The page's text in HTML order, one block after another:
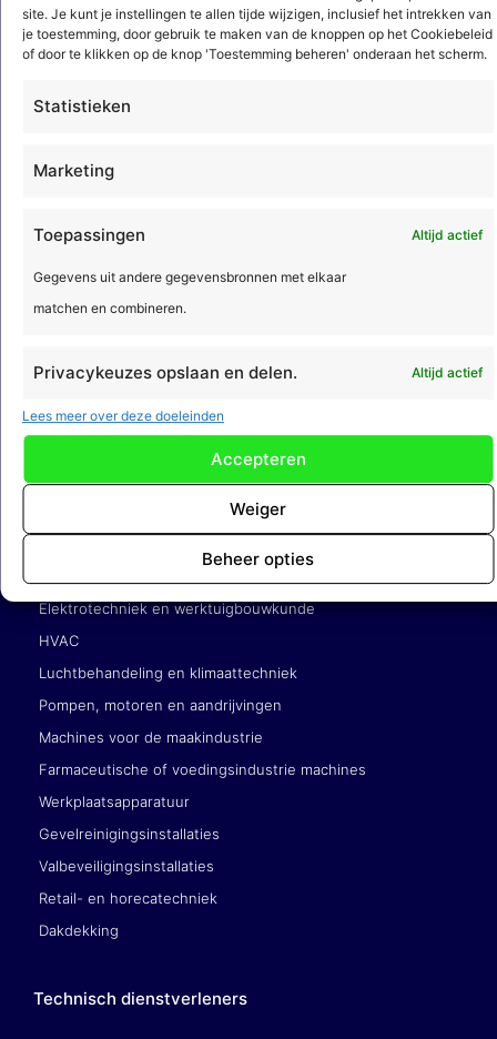
site. Je kunt je instellingen te allen tijde wijzigen, inclusief het intrekken van
je toestemming, door gebruik te maken van de knoppen op het Cookiebeleid
of door te klikken op de knop 'Toestemming beheren' onderaan het scherm.
Statistieken
Marketing
Toepassingen Altijd actief
Gegevens uit andere gegevensbronnen met elkaar
matchen en combineren.
Privacykeuzes opslaan en delen. Altijd actief
Lees meer over deze doeleinden
Accepteren
Weiger
Beheer opties
Sanitair
Beveiliging
Verkeerstechniek
Service en onderhoudsbedrijven
Elektrotechniek en werktuigbouwkunde
HVAC
Luchtbehandeling en klimaattechniek
Pompen, motoren en aandrijvingen
Machines voor de maakindustrie
Farmaceutische of voedingsindustrie machines
Werkplaatsapparatuur
Gevelreinigingsinstallaties
Valbeveiligingsinstallaties
Retail- en horecatechniek
Dakdekking
Technisch dienstverleners